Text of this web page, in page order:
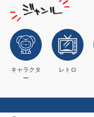
キャラクタ
ー
レトロ